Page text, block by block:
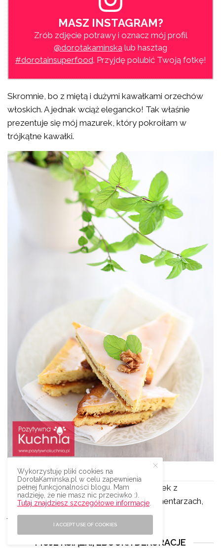
MASZ INSTAGRAM?
Zrób zdjęcie potrawy i oznacz mój profil
@dorotakaminska lub hasztag
#dorotainsuperfood. Przyjdę polubić Twoją fotkę!
Skromnie, bo z miętą i dużymi kawałkami orzechów
włoskich. A jednak wciąż elegancko! Tak właśnie
prezentuje się mój mazurek, który pokroiłam w
trójkątne kawałki.
Mazurek migdałowy z różą
Ciekawa jestem, jak udał się Wasz mazurek z
migdałami. Dajcie koniecznie znać w komentarzach,
jak smakował :).
MOJE KSIĄŻKI, EBOOKI I DEKORACJE
Wykorzystuję pliki cookies na
DorotaKaminska.pl w celu zapewnienia
pełnej funkcjonalności blogu. Mam
nadzieję, że nie masz nic przeciwko :).
Tutaj znajdziesz szczegółowe informacje
I ACCEPT USE OF COOKIES